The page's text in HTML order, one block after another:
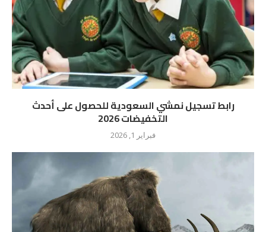
رابط تسجيل نمشي السعودية للحصول على أحدث
التخفيضات 2026
فبراير 1, 2026